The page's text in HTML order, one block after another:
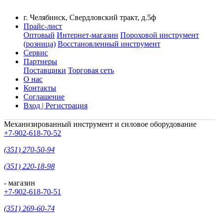
г. Челябинск, Свердловский тракт, д.5ф
Прайс-лист
Оптовый Интернет-магазин Пороховой инструмент
(розница) Восстановленный инструмент
Сервис
Партнеры
Поставщики Торговая сеть
О нас
Контакты
Соглашение
Вход | Регистрация
Механизированный инструмент и силовое оборудование
+7-902-618-70-52
(351) 270-50-94
(351) 220-18-98
- магазин
+7-902-618-70-51
(351) 269-60-74